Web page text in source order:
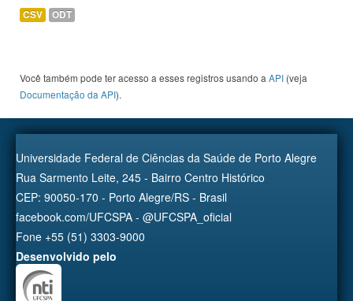
CSV ODT
Você também pode ter acesso a esses registros usando a API (veja
Documentação da API).
Universidade Federal de Ciências da Saúde de Porto Alegre
Rua Sarmento Leite, 245 - Bairro Centro Histórico
CEP: 90050-170 - Porto Alegre/RS - Brasil
facebook.com/UFCSPA - @UFCSPA_oficial
Fone +55 (51) 3303-9000
Desenvolvido pelo